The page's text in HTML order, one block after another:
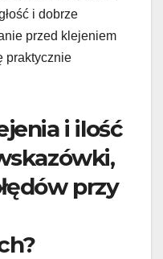
i dobrze
przed klejeniem
praktycznie
i ilość
przy